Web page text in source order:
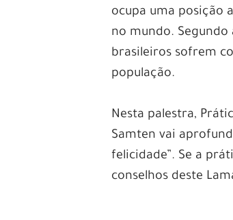
ocupa uma posição
no mundo. Segundo
brasileiros sofrem
população.
Nesta palestra,
Samten vai
felicidade”. Se a
conselhos deste